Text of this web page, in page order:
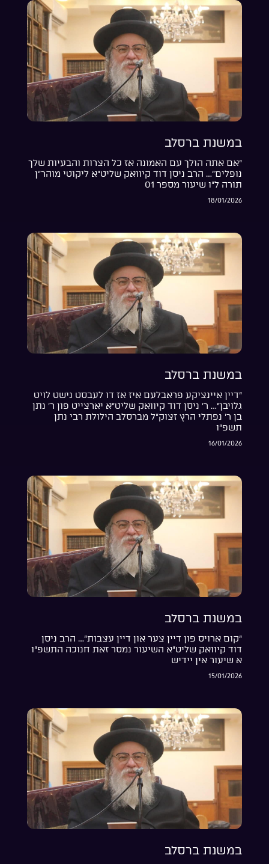
במשנת ברסלב
“אם אתה הולך עם האמונה אז כל הצרות והבעיות שלך
נופלים”… הרב ניסן דוד קיוואק שליט”א ליקוטי מוהר”ן
תורה ל”ו שיעור מספר 01
18/01/2026
במשנת ברסלב
“דיין איינציקע פראבלעם איז אז דו לעבסט נישט לויט
גלויבן”… ר’ ניסן דוד קיוואק שליט”א יארצייט פון ר’ נתן
בן ר’ נפתלי הרץ זצוק”ל מברסלב הילולת רבי נתן
תשפ”ו
16/01/2026
במשנת ברסלב
“קום ארויס פון דיין צער און דיין עצבות”… הרב ניסן
דוד קיוואק שליט”א השיעור נמסר זאת חנוכה התשפ”ו
א שיעור אין יידיש
15/01/2026
במשנת ברסלב